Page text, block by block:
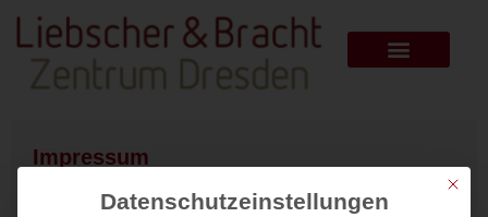
Impressum
SchreiberLNB Praxis für Schmerztherapie in
Mit
Datenschutzeinstellungen